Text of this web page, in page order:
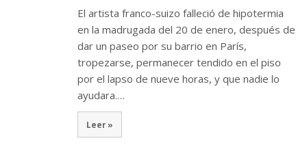
El artista franco-suizo falleció de hipotermia
en la madrugada del 20 de enero, después de
dar un paseo por su barrio en París,
tropezarse, permanecer tendido en el piso
por el lapso de nueve horas, y que nadie lo
ayudara.…
Leer »